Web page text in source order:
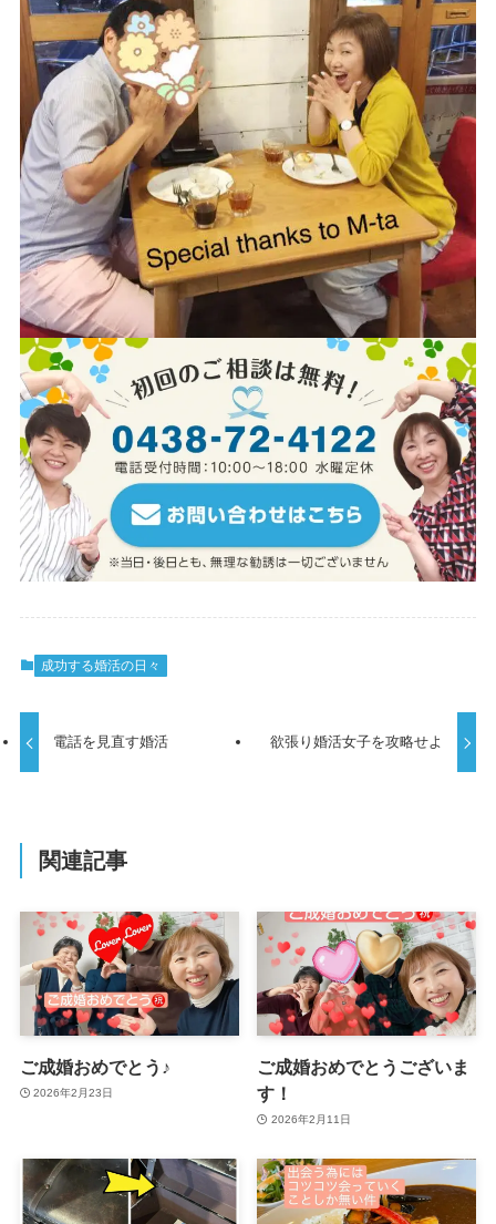
成功する婚活の日々
電話を見直す婚活 欲張り婚活女子を攻略せよ
関連記事
ご成婚おめでとう♪
2026年2月23日
ご成婚おめでとうございま
す！
2026年2月11日